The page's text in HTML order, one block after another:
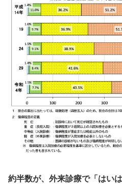
約半数が、外来診療で「はい